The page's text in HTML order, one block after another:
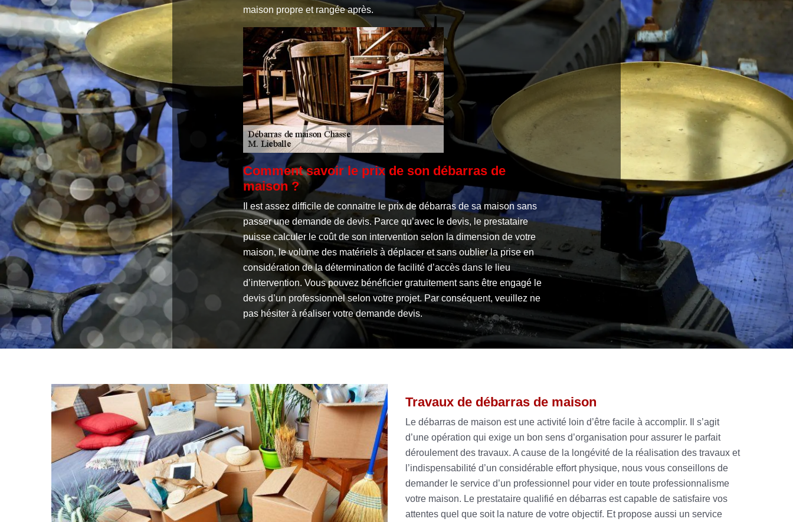
maison propre et rangée après.
Comment savoir le prix de son débarras de
maison ?
Il est assez difficile de connaitre le prix de débarras de sa maison sans
passer une demande de devis. Parce qu’avec le devis, le prestataire
puisse calculer le coût de son intervention selon la dimension de votre
maison, le volume des matériels à déplacer et sans oublier la prise en
considération de la détermination de facilité d’accès dans le lieu
d’intervention. Vous pouvez bénéficier gratuitement sans être engagé le
devis d’un professionnel selon votre projet. Par conséquent, veuillez ne
pas hésiter à réaliser votre demande devis.
Travaux de débarras de maison
Le débarras de maison est une activité loin d’être facile à accomplir. Il s’agit
d’une opération qui exige un bon sens d’organisation pour assurer le parfait
déroulement des travaux. A cause de la longévité de la réalisation des travaux et
l’indispensabilité d’un considérable effort physique, nous vous conseillons de
demander le service d’un professionnel pour vider en toute professionnalisme
votre maison. Le prestataire qualifié en débarras est capable de satisfaire vos
attentes quel que soit la nature de votre objectif. Et propose aussi un service